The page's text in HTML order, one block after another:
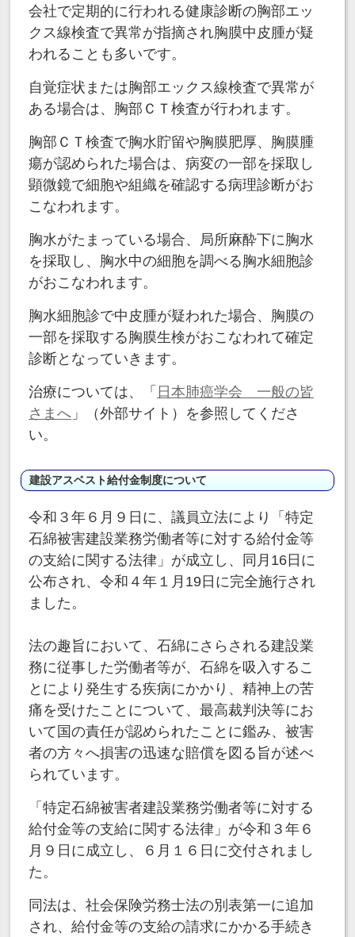
会社で定期的に行われる健康診断の胸部エッ
クス線検査で異常が指摘され胸膜中皮腫が疑
われることも多いです。
自覚症状または胸部エックス線検査で異常が
ある場合は、胸部ＣＴ検査が行われます。
胸部ＣＴ検査で胸水貯留や胸膜肥厚、胸膜腫
瘍が認められた場合は、病変の一部を採取し
顕微鏡で細胞や組織を確認する病理診断がお
こなわれます。
胸水がたまっている場合、局所麻酔下に胸水
を採取し、胸水中の細胞を調べる胸水細胞診
がおこなわれます。
胸水細胞診で中皮腫が疑われた場合、胸膜の
一部を採取する胸膜生検がおこなわれて確定
診断となっていきます。
治療については、「 日本肺癌学会 一般の皆
さまへ 」（外部サイト）を参照してくださ
い。
建設アスベスト給付金制度について
令和３年６月９日に、議員立法により「特定
石綿被害建設業務労働者等に対する給付金等
の支給に関する法律」が成立し、同月16日に
公布され、令和４年１月19日に完全施行され
ました。
法の趣旨において、石綿にさらされる建設業
務に従事した労働者等が、石綿を吸入するこ
とにより発生する疾病にかかり、精神上の苦
痛を受けたことについて、最高裁判決等にお
いて国の責任が認められたことに鑑み、被害
者の方々へ損害の迅速な賠償を図る旨が述べ
られています。
「特定石綿被害者建設業務労働者等に対する
給付金等の支給に関する法律」が令和３年６
月９日に成立し、６月１６日に交付されまし
た。
同法は、社会保険労務士法の別表第一に追加
され、給付金等の支給の請求にかかる手続き